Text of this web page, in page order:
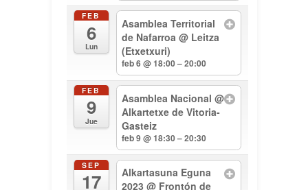
FEB
6
Lun
Asamblea Territorial
de Nafarroa@ Leitza
(Etxetxuri)
feb 6 @ 18:00 – 20:00
FEB
9
Jue
Asamblea Nacional@
Alkartetxe de Vitoria-
Gasteiz
feb 9 @ 18:30 – 20:30
SEP
17
Alkartasuna Eguna
2023@ Frontón de